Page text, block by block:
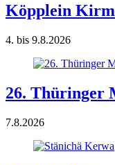
Köpplein
4. bis 9.8.2026
26. Thüringer
7.8.2026